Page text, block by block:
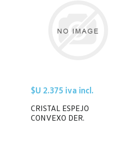
$U 2.375 iva incl.
CRISTAL ESPEJO
CONVEXO DER.